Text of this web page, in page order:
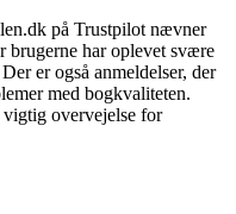
på Trustpilot nævner
brugerne har oplevet svære
er også anmeldelser, der
med bogkvaliteten.
overvejelse for